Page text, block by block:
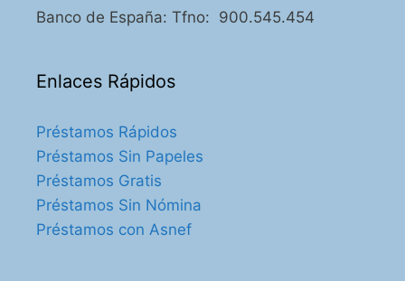
Banco de España: Tfno: 900.545.454
Enlaces Rápidos
Préstamos Rápidos
Préstamos Sin Papeles
Préstamos Gratis
Préstamos Sin Nómina
Préstamos con Asnef